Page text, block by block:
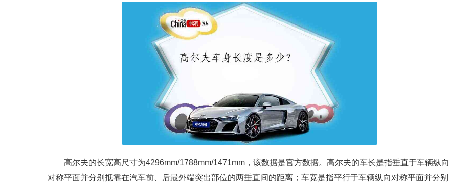
高尔夫的长宽高尺寸为4296mm/1788mm/1471mm，该数据是官方数据。高尔夫的车长是指垂直于车辆纵向
对称平面并分别抵靠在汽车前、后最外端突出部位的两垂直间的距离；车宽是指平行于车辆纵向对称平面并分别